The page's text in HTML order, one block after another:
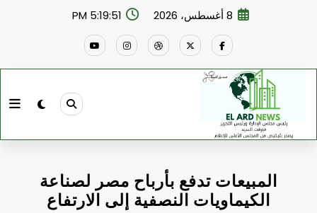
8 أغسطس، 2026 5:19:52 PM
المبيعات تدفع بأرباح مصر لصناعة
الكيماويات النصفية إلى الارتفاع